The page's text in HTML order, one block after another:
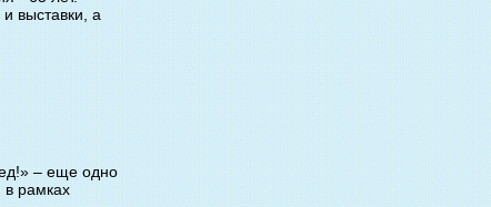
выставки, а
– еще одно
в рамках